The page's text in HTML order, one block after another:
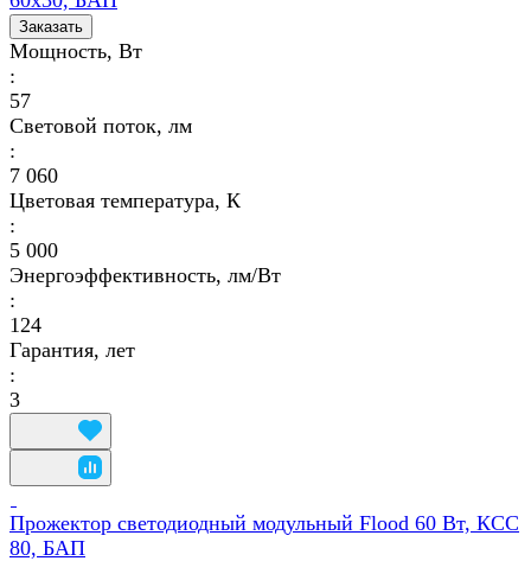
Заказать
Мощность, Вт
:
57
Световой поток, лм
:
7 060
Цветовая температура, К
:
5 000
Энергоэффективность, лм/Вт
:
124
Гарантия, лет
:
3
Прожектор светодиодный модульный Flood 60 Вт, КСС
80, БАП